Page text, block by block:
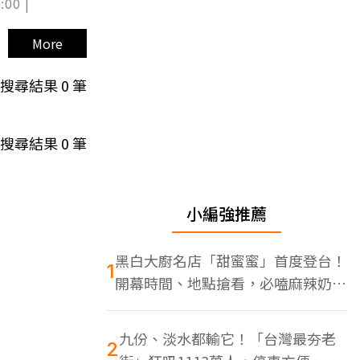
More
搜尋結果0筆
搜尋結果0筆
小編強推薦
1黑白大廚名店「甜蜜蜜」首度登台！
開幕時間、地點搶看，必嗑麻辣奶油
蝦
2九份、淡水都輸它！「台灣最夯老